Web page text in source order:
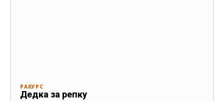
РАКУРС
Дедка за репку